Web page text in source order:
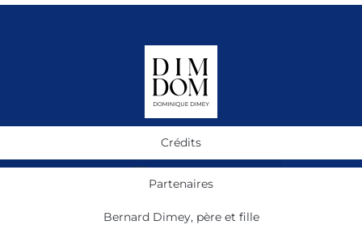
Crédits
Partenaires
Bernard Dimey, père et fille